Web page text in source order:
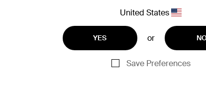
United States
YES or
Save Preferences